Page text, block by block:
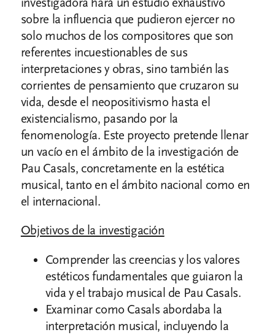
investigadora hará un estudio exhaustivo
sobre la influencia que pudieron ejercer no
solo muchos de los compositores que son
referentes incuestionables de sus
interpretaciones y obras, sino también las
corrientes de pensamiento que cruzaron su
vida, desde el neopositivismo hasta el
existencialismo, pasando por la
fenomenología. Este proyecto pretende llenar
un vacío en el ámbito de la investigación de
Pau Casals, concretamente en la estética
musical, tanto en el ámbito nacional como en
el internacional.
Objetivos de la investigación
Comprender las creencias y los valores
estéticos fundamentales que guiaron la
vida y el trabajo musical de Pau Casals.
Examinar como Casals abordaba la
interpretación musical, incluyendo la